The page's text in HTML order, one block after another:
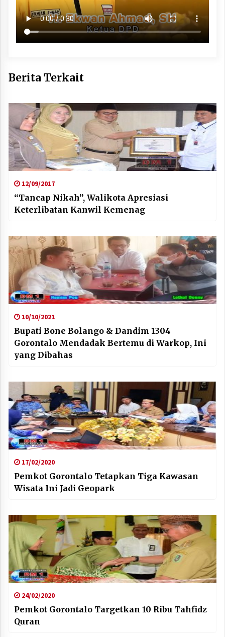
Berita Terkait
12/09/2017
“Tancap Nikah”, Walikota Apresiasi
Keterlibatan Kanwil Kemenag
10/10/2021
Bupati Bone Bolango & Dandim 1304
Gorontalo Mendadak Bertemu di Warkop, Ini
yang Dibahas
17/02/2020
Pemkot Gorontalo Tetapkan Tiga Kawasan
Wisata Ini Jadi Geopark
24/02/2020
Pemkot Gorontalo Targetkan 10 Ribu Tahfidz
Quran